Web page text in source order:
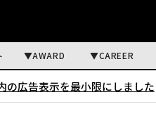
AWARD CAREER
の広告表示を最小限にしました